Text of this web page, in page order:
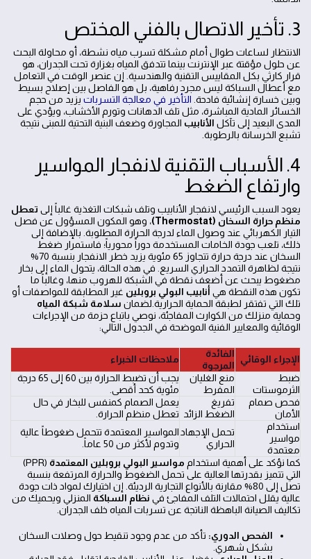
3. تأخير الاتصال بالفني المختص
الانتظار لساعات طوال أمام مشكلة تسرب مياه نشطة، أو محاولة البحث
عن حلول مؤقتة عبر الإنترنت بينما تتدفق المياه بغزارة تحت الجدران، هو
قرار كارثي بكل المقاييس التقنية والهندسية. إن عنصر الوقت في التعامل
مع أعطال السباكة ليس مجرد رفاهية، بل هو الفاصل بين إصلاح بسيط
وبين خسارة إنشائية فادحة. التأخير في معالجة التسربات يزيد من حجم
الخسائر المادية المباشرة، مثل تلف الدهانات وتورم الأخشاب، ويؤدي على
المدى البعيد إلى تآكل الأنابيب المجاورة وضعف البنية التحتية للمبنى نتيجة
تشبع الخرسانة بالرطوبة.
4. الأسباب التقنية لانفجار المواسير
وارتفاع الضغط
يعود السبب الرئيسي لانفجار الأنابيب وتلف شبكات التغذية غالباً إلى تعطل
منظم حرارة السخان (Thermostat)
، وهو المكون المسؤول عن فصل
التيار الكهربائي عند وصول الماء لدرجة الحرارة المطلوبة. بالإضافة إلى
ذلك، تلعب جودة الخامات المستخدمة دوراً محورياً؛ فاستمرار ضغط
السخان عند درجة حرارة تتجاوز 65 مئوية يزيد خطر الانفجار بنسبة 70%
نتيجة لظاهرة التمدد الحراري السريع. في هذه الحالة، يتحول الماء إلى بخار
مضغوط يبحث عن أضعف نقطة في الشبكة للهروب منها، وغالباً ما
تكون هذه النقطة هيأنابيب البولي بروبلين غير المطابقة للمواصفات أو
تلك التي تفتقر لطبقة الحماية الحرارية.لضمان سلامة شبكة المياه
وحماية منزلك من الكوارث المفاجئة، نوصي باتباع حزمة من الإجراءات
الوقائية والمعايير الفنية الموضحة في الجدول التالي:
الإجراء الوقائي
الفائدة
المرجوة
ملاحظات الخبراء
ضبط
الثرموستات
منع الغليان
المفرط
يجب أن تضبط الحرارة بين 60 إلى 65 درجة
مئوية كحد أقصى.
فحص صمام
الأمان
تفريغ
الضغط الزائد
يعمل الصمام كمنفس للبخار في حال
تعطل منظم الحرارة.
استخدام
مواسير
معتمدة
تحمل الإجهاد
الحراري
المواسير المعتمدة تتحمل ضغوطاً عالية
وتدوم لأكثر من 50 عاماً.
كما نؤكد على أهمية استخدام مواسير البولي بروبلين المعتمدة
(PPR)
التي تتميز بقدرتها العالية على تحمل الضغوط والحرارة المرتفعة بنسبة
تصل إلى 80% مقارنة بالأنواع التجارية الرديئة. إن اختيارك لمواد ذات جودة
عالية يقلل احتمالات التلف المفاجئ في نظام السباكة المنزلي ويحميك من
تكاليف الصيانة الباهظة الناتجة عن تسربات المياه خلف الجدران.
الفحص الدوري: تأكد من عدم وجود تنقيط حول وصلات السخان
بشكل شهري.